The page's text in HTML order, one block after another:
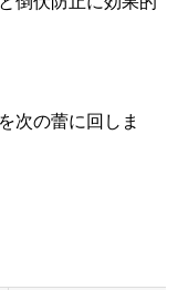
次の蕾に回しま